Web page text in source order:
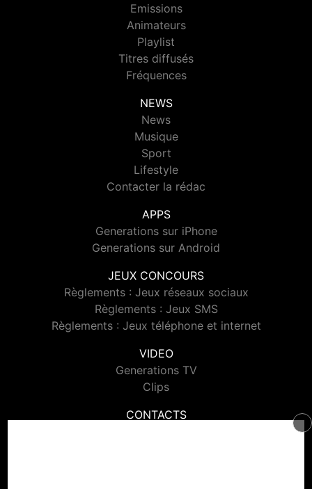
Emissions
Animateurs
Playlist
Titres diffusés
Fréquences
NEWS
News
Musique
Sport
Lifestyle
Contacter la rédac
APPS
Generations sur iPhone
Generations sur Android
JEUX CONCOURS
Règlements : Jeux réseaux sociaux
Règlements : Jeux SMS
Règlements : Jeux téléphone et internet
VIDEO
Generations TV
Clips
CONTACTS